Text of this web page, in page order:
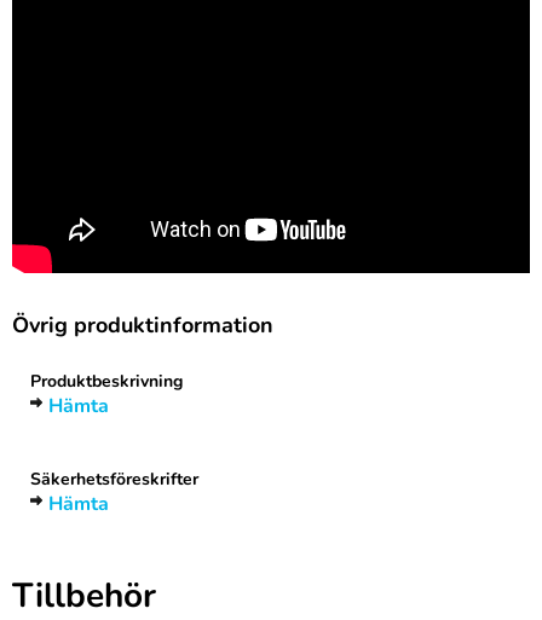
Övrig produktinformation
Produktbeskrivning
Hämta
Säkerhetsföreskrifter
Hämta
Tillbehör